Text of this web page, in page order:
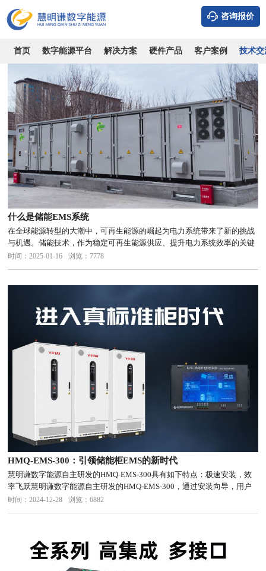
咨询报价
首页 数字能源平台 解决方案 硬件产品 客户案例 技术交
系统知识 行业知识 公司新闻
什么是储能EMS系统
在全球能源转型的大潮中，可再生能源的崛起为电力系统带来了新的挑战
与机遇。储能技术，作为稳定可再生能源供应、提升电力系统效率的关键
手段，其重要性愈发凸显。而在储能系统的高效运作中，能源管理系统
时间：2025-01-16 浏览：7778
HMQ-EMS-300：引领储能柜EMS的新时代
慧明谦数字能源自主研发的HMQ-EMS-300具有如下特点：极速安装，效
率飞跃慧明谦数字能源自主研发的HMQ-EMS-300，通过安装向导，用户
可以轻松自行完成EMS的配置，包括设备接入、策略配置、动环配置以及
时间：2024-12-28 浏览：6882